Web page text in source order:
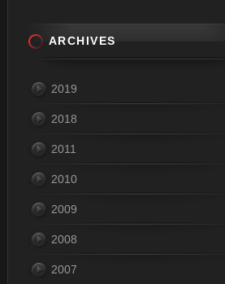
ARCHIVES
2019
2018
2011
2010
2009
2008
2007